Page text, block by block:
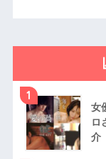
1
女
ロ
介